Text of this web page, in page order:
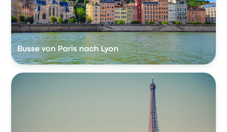
Busse von Paris nach Lyon